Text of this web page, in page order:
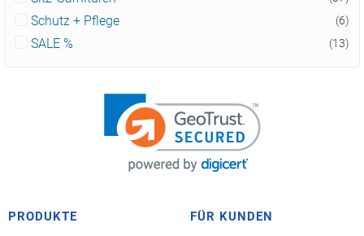
Schutz + Pflege (6)
SALE % (13)
PRODUKTE FÜR KUNDEN